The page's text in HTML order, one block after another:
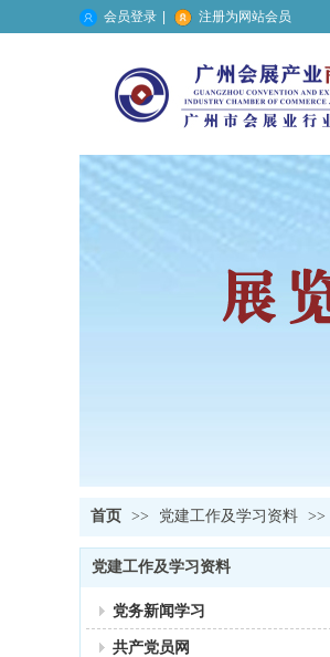
会员登录 注册为网站会员
首页 >> 党建工作及学习资料 >>
党建工作及学习资料
党务新闻学习
共产党员网